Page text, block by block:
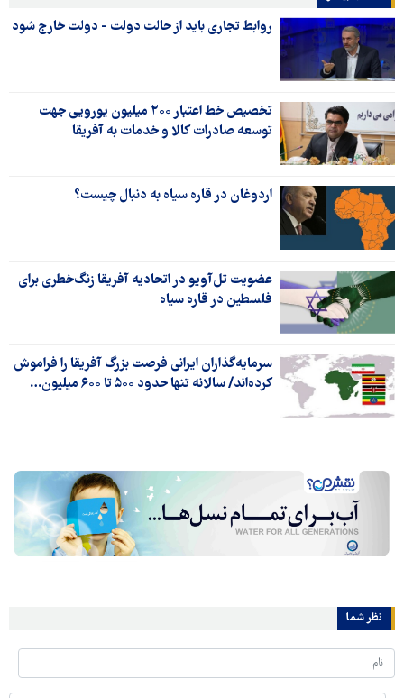
روابط تجاری باید از حالت دولت - دولت خارج شود
تخصیص خط اعتبار ۲۰۰ میلیون یورویی جهت
توسعه صادرات کالا و خدمات به آفریقا
اردوغان در قاره سیاه به دنبال چیست؟
عضویت تل‌آویو در اتحادیه آفریقا زنگ‌خطری برای
فلسطین در قاره سیاه
سرمایه‌گذاران ایرانی فرصت بزرگ آفریقا را فراموش
کرده‌اند/ سالانه تنها حدود ۵۰۰ تا ۶۰۰ میلیون…
نظر شما